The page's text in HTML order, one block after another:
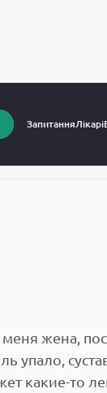
ЗапитанняЛікарі
до лікарів
жена,
упало,
какие-то